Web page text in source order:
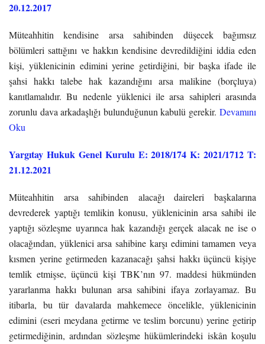
20.12.2017
Müteahhitin kendisine arsa sahibinden düşecek bağımsız
bölümleri sattığını ve hakkın kendisine devredildiğini iddia eden
kişi, yüklenicinin edimini yerine getirdiğini, bir başka ifade ile
şahsi hakkı talebe hak kazandığını arsa malikine (borçluya)
kanıtlamalıdır. Bu nedenle yüklenici ile arsa sahipleri arasında
zorunlu dava arkadaşlığı bulunduğunun kabulü gerekir. Devamını
Oku
Yargıtay Hukuk Genel Kurulu E: 2018/174 K: 2021/1712 T:
21.12.2021
Müteahhitin arsa sahibinden alacağı daireleri başkalarına
devrederek yaptığı temlikin konusu, yüklenicinin arsa sahibi ile
yaptığı sözleşme uyarınca hak kazandığı gerçek alacak ne ise o
olacağından, yüklenici arsa sahibine karşı edimini tamamen veya
kısmen yerine getirmeden kazanacağı şahsi hakkı üçüncü kişiye
temlik etmişse, üçüncü kişi TBK’nın 97. maddesi hükmünden
yararlanma hakkı bulunan arsa sahibini ifaya zorlayamaz. Bu
itibarla, bu tür davalarda mahkemece öncelikle, yüklenicinin
edimini (eseri meydana getirme ve teslim borcunu) yerine getirip
getirmediğinin, ardından sözleşme hükümlerindeki iskân koşulu